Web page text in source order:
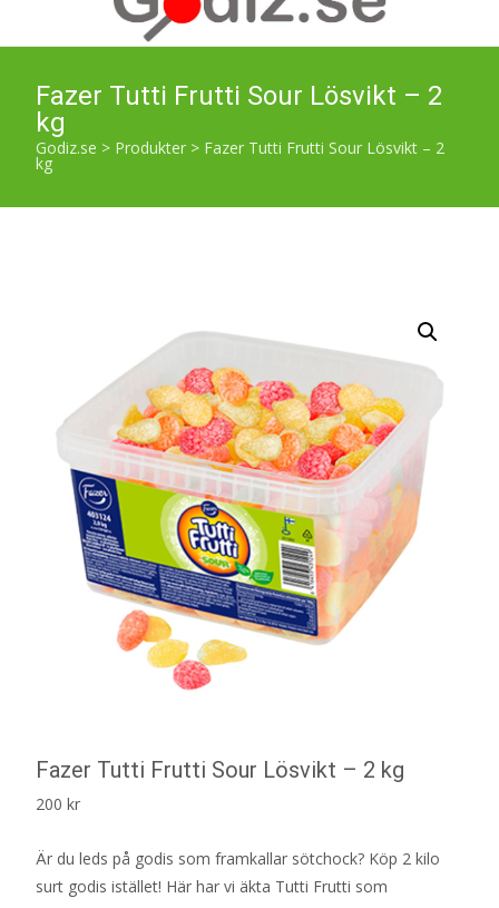
Fazer Tutti Frutti Sour Lösvikt – 2
kg
Godiz.se > Produkter > Fazer Tutti Frutti Sour Lösvikt – 2
kg
Fazer Tutti Frutti Sour Lösvikt – 2 kg
200 kr
Är du leds på godis som framkallar sötchock? Köp 2 kilo
surt godis istället! Här har vi äkta Tutti Frutti som